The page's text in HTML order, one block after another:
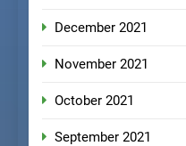
December 2021
November 2021
October 2021
September 2021